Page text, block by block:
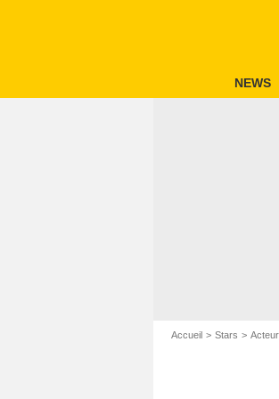
NEWS
Accueil Stars